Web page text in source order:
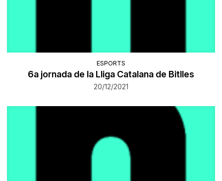
ESPORTS
6a jornada de la Lliga Catalana de Bitlles
20/12/2021